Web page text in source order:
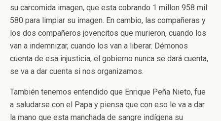
su carcomida imagen, que esta cobrando 1 millon 958 mil
580 para limpiar su imagen. En cambio, las compañeras y
los dos compañeros jovencitos que murieron, cuando los
van a indemnizar, cuando los van a liberar. Démonos
cuenta de esa injusticia, el gobierno nunca se dará cuenta,
se va a dar cuenta si nos organizamos.
También tenemos entendido que Enrique Peña Nieto, fue
a saludarse con el Papa y piensa que con eso le va a dar
la mano que esta manchada de sangre indígena su